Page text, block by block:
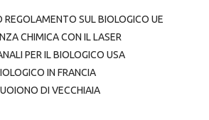
REGOLAMENTO SUL BIOLOGICO UE
CHIMICA CON IL LASER
PER IL BIOLOGICO USA
IN FRANCIA
DI VECCHIAIA